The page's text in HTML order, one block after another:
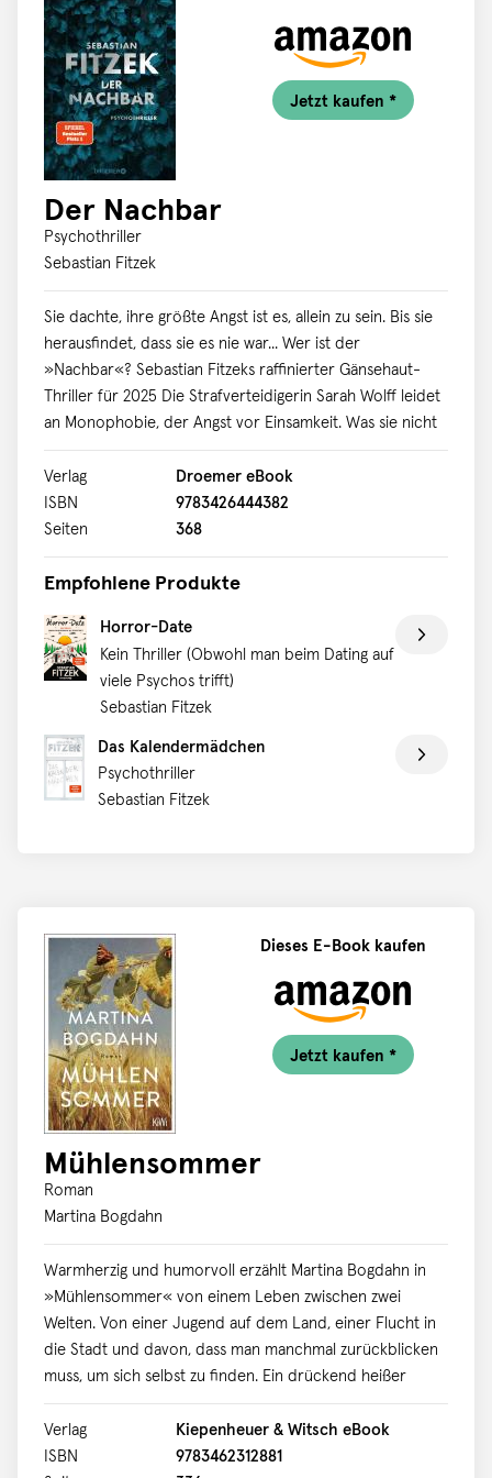
im Buch zur Verfügung stellen.
Jetzt kaufen *
Der Nachbar
Psychothriller
Sebastian Fitzek
Sie dachte, ihre größte Angst ist es, allein zu sein. Bis sie
herausfindet, dass sie es nie war... Wer ist der
»Nachbar«? Sebastian Fitzeks raffinierter Gänsehaut-
Thriller für 2025 Die Strafverteidigerin Sarah Wolff leidet
an Monophobie, der Angst vor Einsamkeit. Was sie nicht
weiß: Nachdem sie mit ihrer Tochter an den Stadtrand
Berlins gezogen ist, hat sie einen unsichtbaren Nachbarn,
der sie keine Sekunde lang allein lassen wird … Das
Unheimliche lauert im engsten Umfeld - der neue
nervenzerreißende Psychothriller von #1-Bestseller-
Autor Sebastian Fitzek sorgt für garantiert unruhige
Verlag
Droemer eBook
ISBN
9783426444382
Seiten
368
Empfohlene Produkte
Horror-Date
Kein Thriller (Obwohl man beim Dating auf
viele Psychos trifft)
Sebastian Fitzek
Das Kalendermädchen
Psychothriller
Sebastian Fitzek
Dieses E-Book kaufen
Jetzt kaufen *
Mühlensommer
Roman
Martina Bogdahn
Warmherzig und humorvoll erzählt Martina Bogdahn in
»Mühlensommer« von einem Leben zwischen zwei
Welten. Von einer Jugend auf dem Land, einer Flucht in
die Stadt und davon, dass man manchmal zurückblicken
muss, um sich selbst zu finden. Ein drückend heißer
Sommertag. Mit ihren beiden Töchtern macht sich Maria
auf den Weg in ein langes Wochenende fern von Stadt,
Stress und Schule. Doch dann ruft Marias Mutter an: Der
Verlag
Kiepenheuer & Witsch eBook
ISBN
9783462312881